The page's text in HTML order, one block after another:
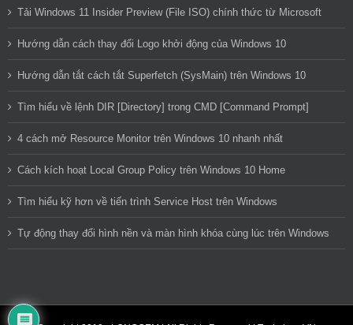
Tải Windows 11 Insider Preview (File ISO) chính thức từ Microsoft
Hướng dẫn cách thay đổi Logo khởi động của Windows 10
Hướng dẫn tắt cách tắt Superfetch (SysMain) trên Windows 10
Tìm hiểu về lệnh DIR [Directory] trong CMD [Command Prompt]
4 cách mở Resource Monitor trên Windows 10 nhanh nhất
Cách kích hoạt Local Group Policy trên Windows 10 Home
Tìm hiểu kỹ hơn về tiến trình Service Host trên Windows
Tự động thay đổi hình nền và màn hình khóa cùng lúc trên Windows